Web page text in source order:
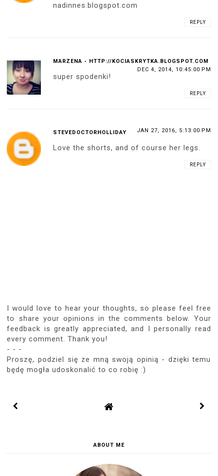
nadinnes.blogspot.com
REPLY
MARZENA - HTTP://KOCIASKRYTKA.BLOGSPOT.COM
DEC 4, 2014, 10:45:00 PM
super spodenki!
REPLY
STEVEDOCTORHOLLIDAY JAN 27, 2016, 5:13:00 PM
Love the shorts, and of course her legs.
REPLY
I would love to hear your thoughts, so please feel free
to share your opinions in the comments below. Your
feedback is greatly appreciated, and I personally read
every comment. Thank you!
- - -
Proszę, podziel się ze mną swoją opinią - dzięki temu
będę mogła udoskonalić to co robię :)
ABOUT ME